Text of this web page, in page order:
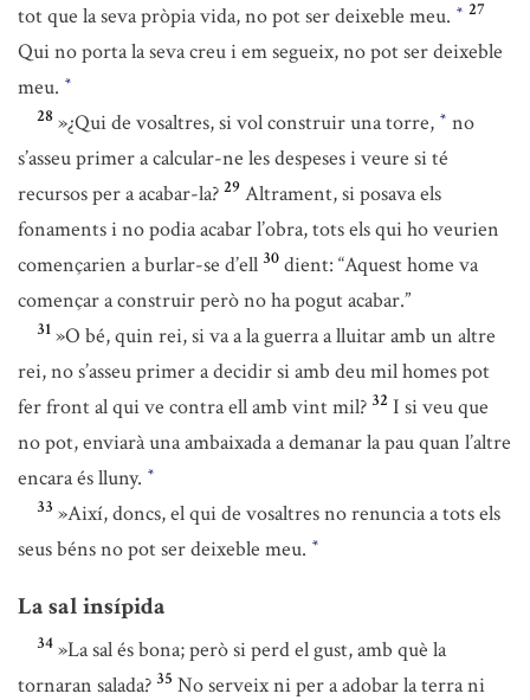
tot que la seva pròpia vida, no pot ser deixeble meu. * 27
Qui no porta la seva creu i em segueix, no pot ser deixeble
meu. *
28 »¿Qui de vosaltres, si vol construir una torre, * no
s’asseu primer a calcular-ne les despeses i veure si té
recursos per a acabar-la? 29 Altrament, si posava els
fonaments i no podia acabar l’obra, tots els qui ho veurien
començarien a burlar-se d’ell 30 dient: “Aquest home va
començar a construir però no ha pogut acabar.”
31 »O bé, quin rei, si va a la guerra a lluitar amb un altre
rei, no s’asseu primer a decidir si amb deu mil homes pot
fer front al qui ve contra ell amb vint mil? 32 I si veu que
no pot, enviarà una ambaixada a demanar la pau quan l’altre
encara és lluny. *
33 »Així, doncs, el qui de vosaltres no renuncia a tots els
seus béns no pot ser deixeble meu. *
La sal insípida
34 »La sal és bona; però si perd el gust, amb què la
tornaran salada? 35 No serveix ni per a adobar la terra ni